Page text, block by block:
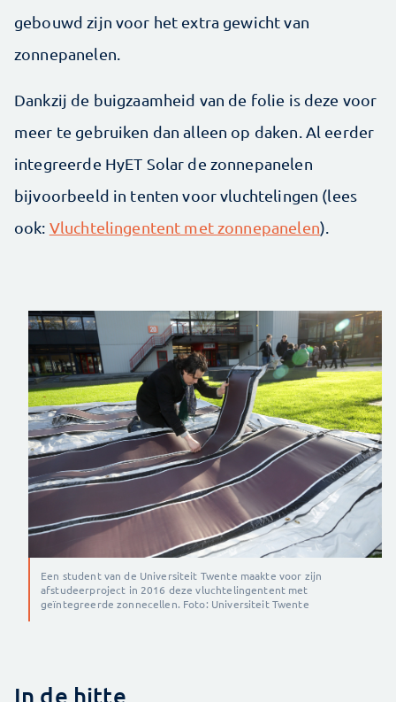
gebouwd zijn voor het extra gewicht van
zonnepanelen.
Dankzij de buigzaamheid van de folie is deze voor
meer te gebruiken dan alleen op daken. Al eerder
integreerde HyET Solar de zonnepanelen
bijvoorbeeld in tenten voor vluchtelingen (lees
ook: Vluchtelingentent met zonnepanelen).
Een student van de Universiteit Twente maakte voor zijn
afstudeerproject in 2016 deze vluchtelingentent met
geïntegreerde zonnecellen. Foto: Universiteit Twente
In de hitte